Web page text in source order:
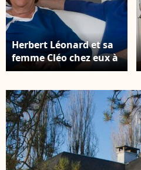
Herbert Léonard et sa
femme Cléo chez eux à
Barbizon en 2016